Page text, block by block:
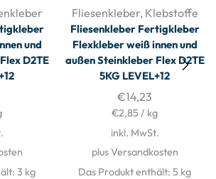
und
D2TE
3 kg
Fliesenkleber, Klebstoffe
Fliesenkleber Fertigkleber
Flexkleber weiß innen und
außen Steinkleber Flex D2TE
5KG LEVEL+12
€14,23
€2,85 / kg
inkl. MwSt.
plus Versandkosten
Das Produkt enthält: 5 kg